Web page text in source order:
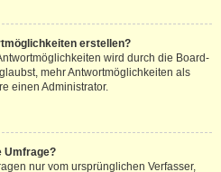
erstellen?
wird durch die Board-
mehr Antwortmöglichkeiten als
einen Administrator.
Umfrage?
nur vom ursprünglichen Verfasser,